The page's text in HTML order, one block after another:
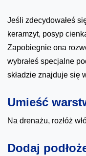
Jeśli zdecydowałeś
keramzyt, posyp
Zapobiegnie ona
wybrałeś specjalne
składzie znajduje się
Umieść
Na drenażu, rozłóż
Dodaj